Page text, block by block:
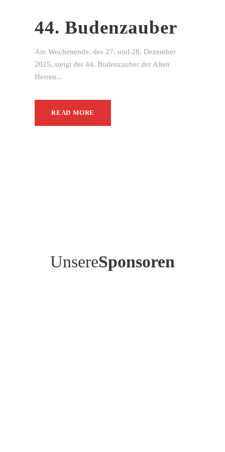
44. Budenzauber
Am Wochenende, des 27. und 28. Dezember
2025, steigt der 44. Budenzauber der Alten
Herren...
READ MORE
UnsereSponsoren